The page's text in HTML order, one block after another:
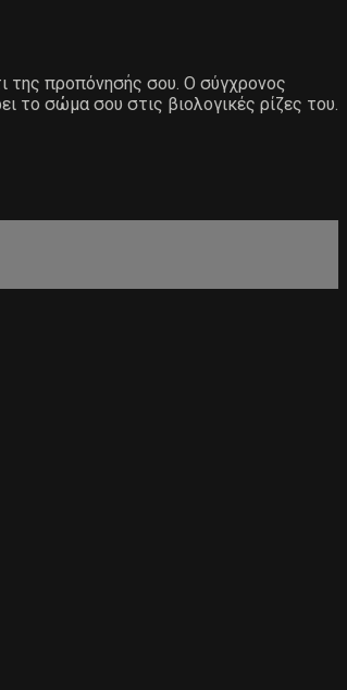
της προπόνησής σου. Ο σύγχρονος
το σώμα σου στις βιολογικές ρίζες του.